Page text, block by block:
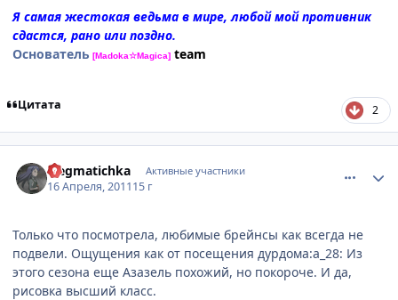
Я самая жестокая ведьма в мире, любой мой противник
сдастся, рано или поздно.
Основатель [Madoka☆Magica] team
Цитата 2
Flegmatichka Активные участники
16 Апреля, 201115 г
Только что посмотрела, любимые брейнсы как всегда не
подвели. Ощущения как от посещения дурдома:a_28: Из
этого сезона еще Азазель похожий, но покороче. И да,
рисовка высший класс.